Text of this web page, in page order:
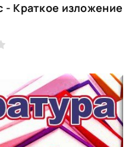
- Краткое изложение